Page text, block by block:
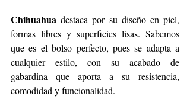
Chihuahua destaca por su diseño en piel,
formas libres y superficies lisas. Sabemos
que es el bolso perfecto, pues se adapta a
cualquier estilo, con su acabado de
gabardina que aporta a su resistencia,
comodidad y funcionalidad.